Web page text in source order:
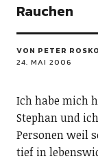
Rauchen
VON PETER
24. MAI 2006
Ich habe mich
Stephan und
Personen weil
tief in